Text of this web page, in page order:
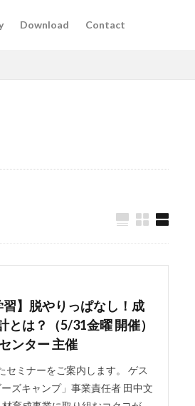
Download Contact
】脱やりっぱなし！成
は？（5/31金曜 開催）
ンター 主催
ミナーをご案内します。 ゲス
ズキャンプ」事業責任者 田中文
検索